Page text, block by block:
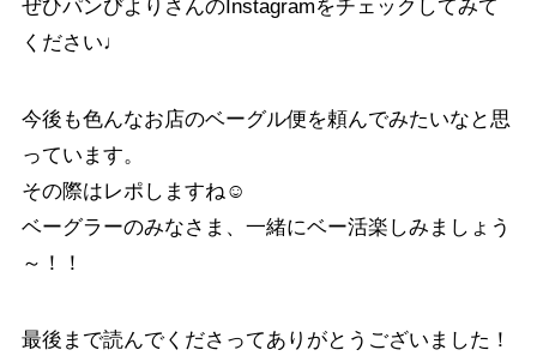
ぜひパンびよりさんのInstagramをチェックしてみて
ください♩
今後も色んなお店のベーグル便を頼んでみたいなと思
っています。
その際はレポしますね☺︎
ベーグラーのみなさま、一緒にベー活楽しみましょう
～！！
最後まで読んでくださってありがとうございました！